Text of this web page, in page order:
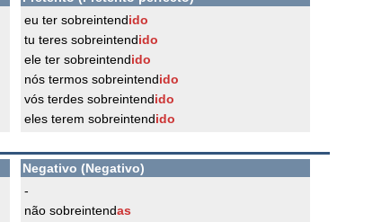
eu ter sobreintendido
tu teres sobreintendido
ele ter sobreintendido
nós termos sobreintendido
vós terdes sobreintendido
eles terem sobreintendido
Negativo (Negativo)
-
não sobreintendas